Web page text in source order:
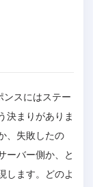
ンスにはステー
決まりがありま
、失敗したの
ーバー側か、と
します。どのよ